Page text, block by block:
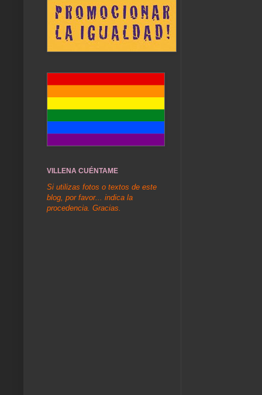
VILLENA CUÉNTAME
Si utilizas fotos o textos de este
blog, por favor... indica la
procedencia. Gracias.